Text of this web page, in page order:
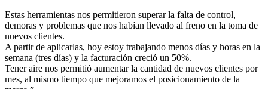
Estas herramientas nos permitieron superar la falta de control,
demoras y problemas que nos habían llevado al freno en la toma de
nuevos clientes.
A partir de aplicarlas, hoy estoy trabajando menos días y horas en la
semana (tres días) y la facturación creció un 50%.
Tener aire nos permitió aumentar la cantidad de nuevos clientes por
mes, al mismo tiempo que mejoramos el posicionamiento de la